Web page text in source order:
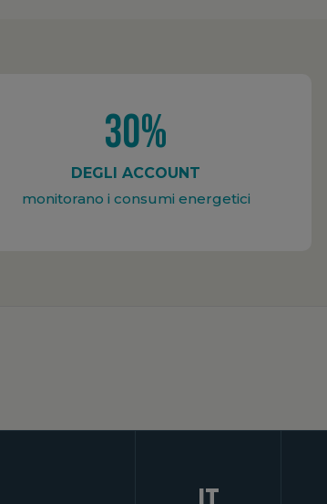
30%
DEGLI ACCOUNT
monitorano i consumi energetici